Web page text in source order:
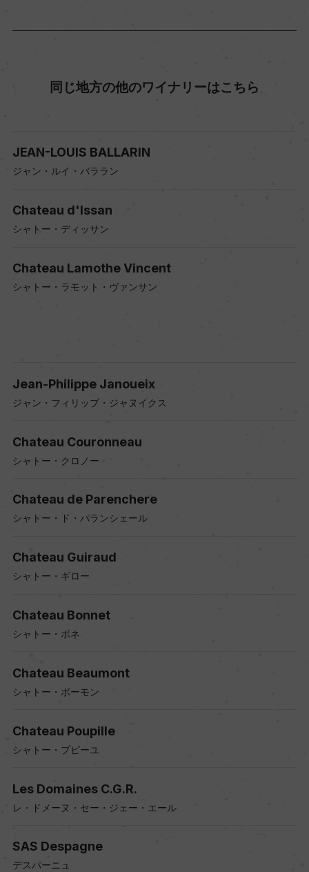
同じ地方の他のワイナリーはこちら
JEAN-LOUIS BALLARIN
ジャン・ルイ・バララン
Chateau d'Issan
シャトー・ディッサン
Chateau Lamothe Vincent
シャトー・ラモット・ヴァンサン
Jean-Philippe Janoueix
ジャン・フィリップ・ジャヌイクス
Chateau Couronneau
シャトー・クロノー
Chateau de Parenchere
シャトー・ド・パランシェール
Chateau Guiraud
シャトー・ギロー
Chateau Bonnet
シャトー・ボネ
Chateau Beaumont
シャトー・ボーモン
Chateau Poupille
シャトー・プピーユ
Les Domaines C.G.R.
レ・ドメーヌ・セー・ジェー・エール
SAS Despagne
デスパーニュ